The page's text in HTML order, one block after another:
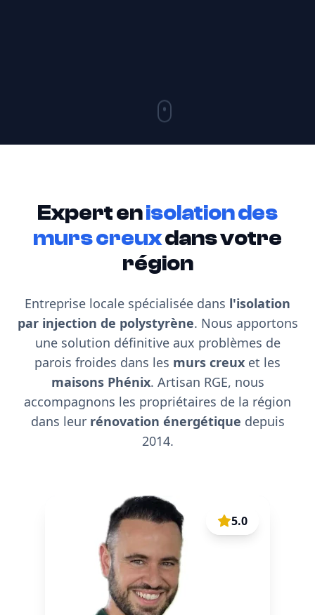
Expert enisolation des
murs creuxdans votre
région
Entreprise locale spécialisée dans l'isolation
par injection de polystyrène. Nous apportons
une solution définitive aux problèmes de
parois froides dans les murs creux et les
maisons Phénix. Artisan RGE, nous
accompagnons les propriétaires de la région
dans leurrénovation énergétique depuis
2014.
5.0